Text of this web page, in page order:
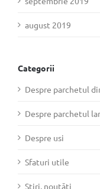
august 2019
Categorii
Despre parchetul
Despre parchetul
Despre usi
Sfaturi utile
Știri, noutăți